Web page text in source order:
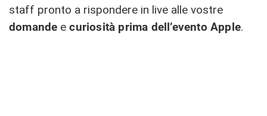
staff pronto a rispondere in live alle vostre
domande ecuriosità prima dell’evento Apple.